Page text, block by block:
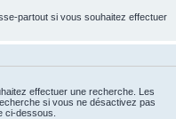
partout si vous souhaitez effectuer
effectuer une recherche. Les
si vous ne désactivez pas
ci-dessous.